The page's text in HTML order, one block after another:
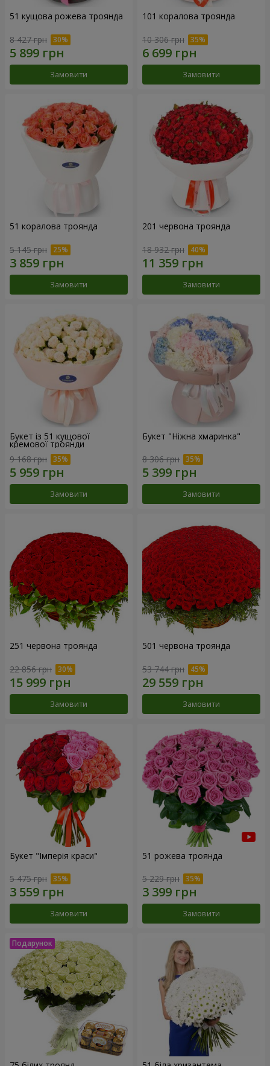
51 кущова рожева троянда
8 427 грн
Замовити
101 коралова троянда
10 306 грн
Замовити
51 коралова троянда
5 145 грн
Замовити
201 червона троянда
18 932 грн
Замовити
Букет із 51 кущової
кремової троянди
9 168 грн
Замовити
Букет "Ніжна хмаринка"
8 306 грн
Замовити
251 червона троянда
22 856 грн
Замовити
501 червона троянда
53 744 грн
Замовити
Букет "Імперія краси"
5 475 грн
Замовити
51 рожева троянда
5 229 грн
Замовити